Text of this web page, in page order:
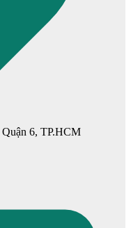
6, TP.HCM